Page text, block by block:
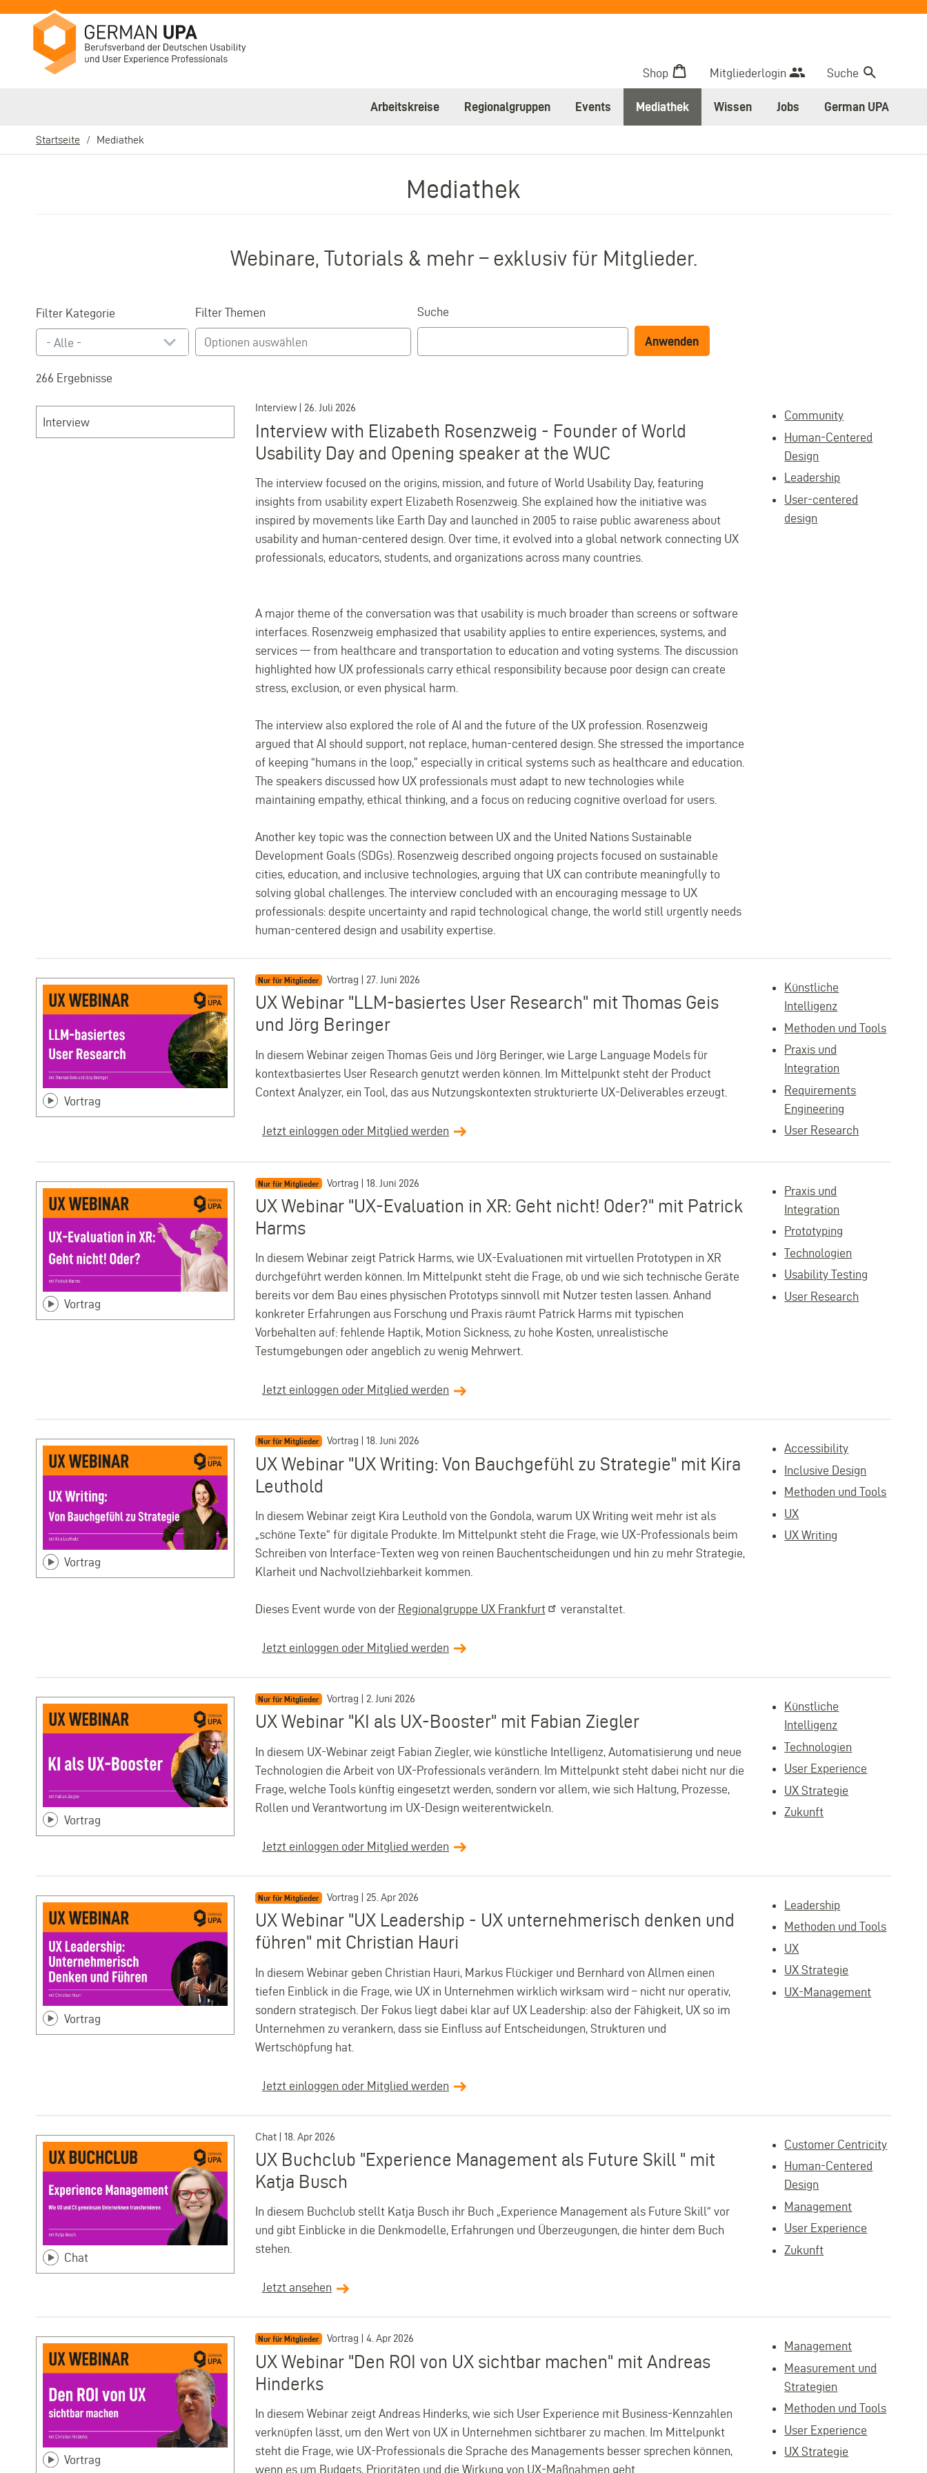
Shop Mitgliederlogin Suche
Arbeitskreise Regionalgruppen Events Mediathek Wissen Jobs German UPA
Startseite Mediathek
Mediathek
Webinare, Tutorials & mehr – exklusiv für Mitglieder.
Filter Kategorie
- Alle -
Filter Themen Suche
266 Ergebnisse
Interview
Interview | 26. Juli 2026
Interview with Elizabeth Rosenzweig - Founder of World
Usability Day and Opening speaker at the WUC
The interview focused on the origins, mission, and future of World Usability Day, featuring
insights from usability expert Elizabeth Rosenzweig. She explained how the initiative was
inspired by movements like Earth Day and launched in 2005 to raise public awareness about
usability and human-centered design. Over time, it evolved into a global network connecting UX
professionals, educators, students, and organizations across many countries.
A major theme of the conversation was that usability is much broader than screens or software
interfaces. Rosenzweig emphasized that usability applies to entire experiences, systems, and
services — from healthcare and transportation to education and voting systems. The discussion
highlighted how UX professionals carry ethical responsibility because poor design can create
stress, exclusion, or even physical harm.
The interview also explored the role of AI and the future of the UX profession. Rosenzweig
argued that AI should support, not replace, human-centered design. She stressed the importance
of keeping “humans in the loop,” especially in critical systems such as healthcare and education.
The speakers discussed how UX professionals must adapt to new technologies while
maintaining empathy, ethical thinking, and a focus on reducing cognitive overload for users.
Another key topic was the connection between UX and the United Nations Sustainable
Development Goals (SDGs). Rosenzweig described ongoing projects focused on sustainable
cities, education, and inclusive technologies, arguing that UX can contribute meaningfully to
solving global challenges. The interview concluded with an encouraging message to UX
professionals: despite uncertainty and rapid technological change, the world still urgently needs
human-centered design and usability expertise.
Community
Human-Centered
Design
Leadership
User-centered
design
Vortrag
Nur für Mitglieder Vortrag | 27. Juni 2026
UX Webinar "LLM-basiertes User Research" mit Thomas Geis
und Jörg Beringer
In diesem Webinar zeigen Thomas Geis und Jörg Beringer, wie Large Language Models für
kontextbasiertes User Research genutzt werden können. Im Mittelpunkt steht der Product
Context Analyzer, ein Tool, das aus Nutzungskontexten strukturierte UX-Deliverables erzeugt.
Jetzt einloggen oder Mitglied werden
Künstliche
Intelligenz
Methoden und Tools
Praxis und
Integration
Requirements
Engineering
User Research
Vortrag
Nur für Mitglieder Vortrag | 18. Juni 2026
UX Webinar "UX-Evaluation in XR: Geht nicht! Oder?" mit Patrick
Harms
In diesem Webinar zeigt Patrick Harms, wie UX-Evaluationen mit virtuellen Prototypen in XR
durchgeführt werden können. Im Mittelpunkt steht die Frage, ob und wie sich technische Geräte
bereits vor dem Bau eines physischen Prototyps sinnvoll mit Nutzer testen lassen. Anhand
konkreter Erfahrungen aus Forschung und Praxis räumt Patrick Harms mit typischen
Vorbehalten auf: fehlende Haptik, Motion Sickness, zu hohe Kosten, unrealistische
Testumgebungen oder angeblich zu wenig Mehrwert.
Jetzt einloggen oder Mitglied werden
Praxis und
Integration
Prototyping
Technologien
Usability Testing
User Research
Vortrag
Nur für Mitglieder Vortrag | 18. Juni 2026
UX Webinar "UX Writing: Von Bauchgefühl zu Strategie" mit Kira
Leuthold
In diesem Webinar zeigt Kira Leuthold von the Gondola, warum UX Writing weit mehr ist als
„schöne Texte“ für digitale Produkte. Im Mittelpunkt steht die Frage, wie UX-Professionals beim
Schreiben von Interface-Texten weg von reinen Bauchentscheidungen und hin zu mehr Strategie,
Klarheit und Nachvollziehbarkeit kommen.
Dieses Event wurde von der Regionalgruppe UX Frankfurt veranstaltet.
Jetzt einloggen oder Mitglied werden
Accessibility
Inclusive Design
Methoden und Tools
UX
UX Writing
Vortrag
Nur für Mitglieder Vortrag | 2. Juni 2026
UX Webinar "KI als UX-Booster" mit Fabian Ziegler
In diesem UX-Webinar zeigt Fabian Ziegler, wie künstliche Intelligenz, Automatisierung und neue
Technologien die Arbeit von UX-Professionals verändern. Im Mittelpunkt steht dabei nicht nur die
Frage, welche Tools künftig eingesetzt werden, sondern vor allem, wie sich Haltung, Prozesse,
Rollen und Verantwortung im UX-Design weiterentwickeln.
Jetzt einloggen oder Mitglied werden
Künstliche
Intelligenz
Technologien
User Experience
UX Strategie
Zukunft
Vortrag
Nur für Mitglieder Vortrag | 25. Apr 2026
UX Webinar "UX Leadership - UX unternehmerisch denken und
führen" mit Christian Hauri
In diesem Webinar geben Christian Hauri, Markus Flückiger und Bernhard von Allmen einen
tiefen Einblick in die Frage, wie UX in Unternehmen wirklich wirksam wird – nicht nur operativ,
sondern strategisch. Der Fokus liegt dabei klar auf UX Leadership: also der Fähigkeit, UX so im
Unternehmen zu verankern, dass sie Einfluss auf Entscheidungen, Strukturen und
Wertschöpfung hat.
Jetzt einloggen oder Mitglied werden
Leadership
Methoden und Tools
UX
UX Strategie
UX-Management
Chat
Chat | 18. Apr 2026
UX Buchclub "Experience Management als Future Skill " mit
Katja Busch
In diesem Buchclub stellt Katja Busch ihr Buch „Experience Management als Future Skill“ vor
und gibt Einblicke in die Denkmodelle, Erfahrungen und Überzeugungen, die hinter dem Buch
stehen.
Jetzt ansehen
Customer Centricity
Human-Centered
Design
Management
User Experience
Zukunft
Vortrag
Nur für Mitglieder Vortrag | 4. Apr 2026
UX Webinar "Den ROI von UX sichtbar machen" mit Andreas
Hinderks
In diesem Webinar zeigt Andreas Hinderks, wie sich User Experience mit Business-Kennzahlen
verknüpfen lässt, um den Wert von UX in Unternehmen sichtbarer zu machen. Im Mittelpunkt
steht die Frage, wie UX-Professionals die Sprache des Managements besser sprechen können,
wenn es um Budgets, Prioritäten und die Wirkung von UX-Maßnahmen geht.
Management
Measurement und
Strategien
Methoden und Tools
User Experience
UX Strategie